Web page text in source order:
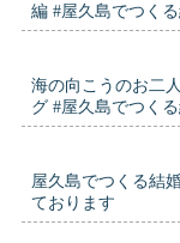
編 #屋久島でつく
海の向こうのお二
グ #屋久島でつく
屋久島でつくる結
ております